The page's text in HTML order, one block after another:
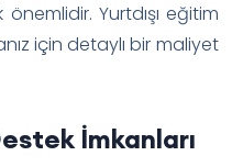
Yurtdışı eğitim
için detaylı bir maliyet
İmkanları